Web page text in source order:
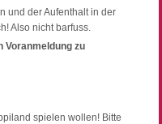
und der Aufenthalt in der
Also nicht barfuss.
Voranmeldung zu
spielen wollen! Bitte